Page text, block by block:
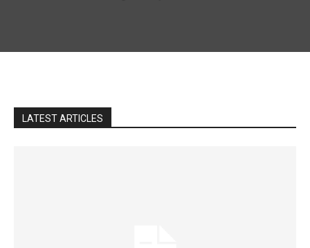
LATEST ARTICLES